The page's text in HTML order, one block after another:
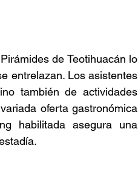
de Teotihuacán lo
entrelazan. Los asistentes
también de actividades
oferta gastronómica
habilitada asegura una